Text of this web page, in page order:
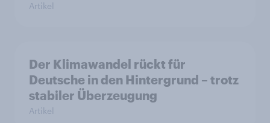
Artikel
Der Klimawandel rückt für
Deutsche in den Hintergrund – trotz
stabiler Überzeugung
Artikel